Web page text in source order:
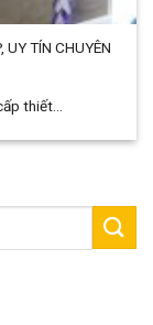
UY TÍN CHUYÊN
thiết...